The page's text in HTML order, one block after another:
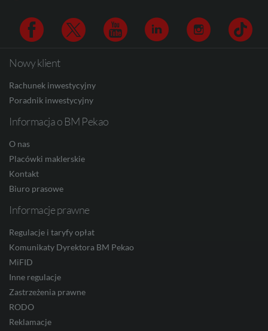
CAD
Facebook
Nowy klient
Rachunek inwestycyjny
Poradnik inwestycyjny
Informacja o BM Pekao
O nas
Placówki maklerskie
Kontakt
Biuro prasowe
Informacje prawne
Regulacje i taryfy opłat
Komunikaty Dyrektora BM Pekao
MiFID
Inne regulacje
Zastrzeżenia prawne
RODO
Reklamacje